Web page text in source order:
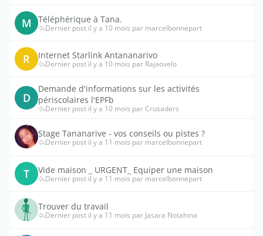
M Téléphérique à Tana.
Dernier post il y a 10 mois par marcelbonnepart
R Internet Starlink Antananarivo
Dernier post il y a 10 mois par Rajaovelo
D
Demande d'informations sur les activités
périscolaires l'EPFb
Dernier post il y a 10 mois par Crusaders
Stage Tananarive - vos conseils ou pistes ?
Dernier post il y a 11 mois par marcelbonnepart
T Vide maison _ URGENT_ Equiper une maison
Dernier post il y a 11 mois par marcelbonnepart
Trouver du travail
Dernier post il y a 11 mois par Jasara Notahina